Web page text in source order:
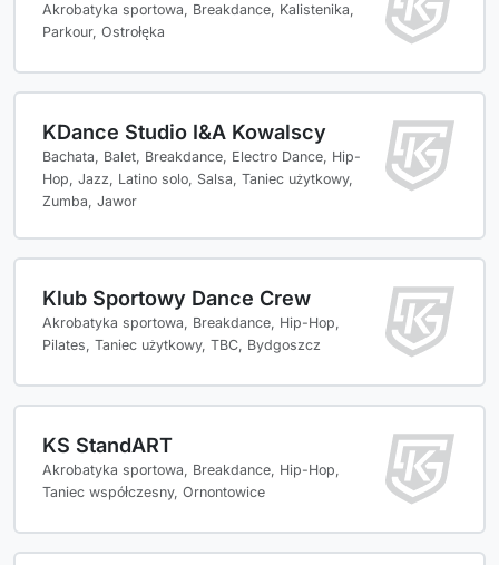
Akrobatyka sportowa, Breakdance, Kalistenika,
Parkour, Ostrołęka
KDance Studio I&A Kowalscy
Bachata, Balet, Breakdance, Electro Dance, Hip-
Hop, Jazz, Latino solo, Salsa, Taniec użytkowy,
Zumba, Jawor
Klub Sportowy Dance Crew
Akrobatyka sportowa, Breakdance, Hip-Hop,
Pilates, Taniec użytkowy, TBC, Bydgoszcz
KS StandART
Akrobatyka sportowa, Breakdance, Hip-Hop,
Taniec współczesny, Ornontowice